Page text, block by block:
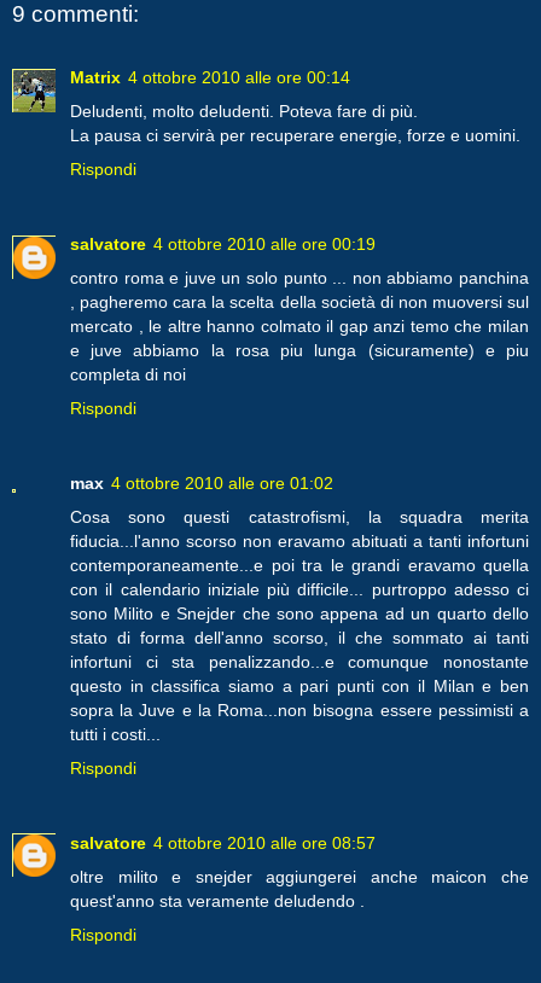
9 commenti:
Matrix 4 ottobre 2010 alle ore 00:14
Deludenti, molto deludenti. Poteva fare di più.
La pausa ci servirà per recuperare energie, forze e uomini.
Rispondi
salvatore 4 ottobre 2010 alle ore 00:19
contro roma e juve un solo punto ... non abbiamo panchina
, pagheremo cara la scelta della società di non muoversi sul
mercato , le altre hanno colmato il gap anzi temo che milan
e juve abbiamo la rosa piu lunga (sicuramente) e piu
completa di noi
Rispondi
max 4 ottobre 2010 alle ore 01:02
Cosa sono questi catastrofismi, la squadra merita
fiducia...l'anno scorso non eravamo abituati a tanti infortuni
contemporaneamente...e poi tra le grandi eravamo quella
con il calendario iniziale più difficile... purtroppo adesso ci
sono Milito e Snejder che sono appena ad un quarto dello
stato di forma dell'anno scorso, il che sommato ai tanti
infortuni ci sta penalizzando...e comunque nonostante
questo in classifica siamo a pari punti con il Milan e ben
sopra la Juve e la Roma...non bisogna essere pessimisti a
tutti i costi...
Rispondi
salvatore 4 ottobre 2010 alle ore 08:57
oltre milito e snejder aggiungerei anche maicon che
quest'anno sta veramente deludendo .
Rispondi